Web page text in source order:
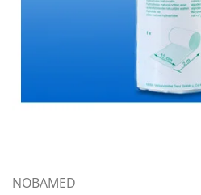
NOBAMED